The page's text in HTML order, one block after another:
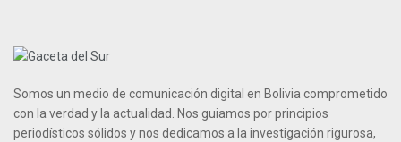
Somos un medio de comunicación digital en Bolivia comprometido
con la verdad y la actualidad. Nos guiamos por principios
periodísticos sólidos y nos dedicamos a la investigación rigurosa,